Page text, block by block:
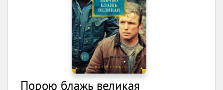
Порою блажь великая